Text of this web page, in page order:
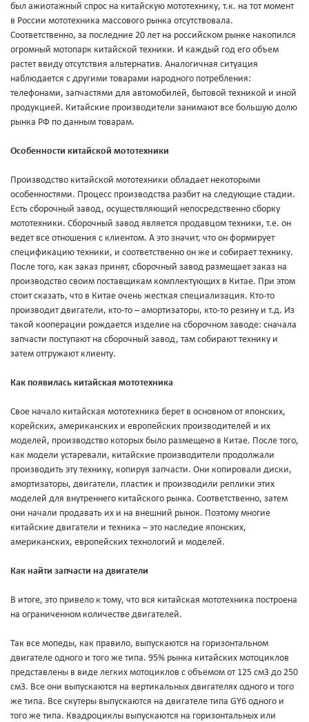
был ажиотажный спрос на китайскую мототехнику, т.к. на тот момент
в России мототехника массового рынка отсутствовала.
Соответственно, за последние 20 лет на российском рынке накопился
огромный мотопарк китайской техники. И каждый год его объем
растет ввиду отсутствия альтернатив. Аналогичная ситуация
наблюдается с другими товарами народного потребления:
телефонами, запчастями для автомобилей, бытовой техникой и иной
продукцией. Китайские производители занимают все большую долю
рынка РФ по данным товарам.
Особенности китайской мототехники
Производство китайской мототехники обладает некоторыми
особенностями. Процесс производства разбит на следующие стадии.
Есть сборочный завод, осуществляющий непосредственно сборку
мототехники. Сборочный завод является продавцом техники, т.е. он
ведет все отношения с клиентом. А это значит, что он формирует
спецификацию техники, и соответственно он же и собирает технику.
После того, как заказ принят, сборочный завод размещает заказ на
производство своим поставщикам комплектующих в Китае. При этом
стоит сказать, что в Китае очень жесткая специализация. Кто-то
производит двигатели, кто-то – амортизаторы, кто-то резину и т.д. Из
такой кооперации рождается изделие на сборочном заводе: сначала
запчасти поступают на сборочный завод, там собирают технику и
затем отгружают клиенту.
Как появилась китайская мототехника
Свое начало китайская мототехника берет в основном от японских,
корейских, американских и европейских производителей и их
моделей, производство которых было размещено в Китае. После того,
как модели устаревали, китайские производители продолжали
производить эту технику, копируя запчасти. Они копировали диски,
амортизаторы, двигатели, пластик и производили реплики этих
моделей для внутреннего китайского рынка. Соответственно, затем
они начали продавать их и на внешний рынок. Поэтому многие
китайские двигатели и техника – это наследие японских,
американских, европейских технологий и моделей.
Как найти запчасти на двигатели
В итоге, это привело к тому, что вся китайская мототехника построена
на ограниченном количестве двигателей.
Так все мопеды, как правило, выпускаются на горизонтальном
двигателе одного и того же типа. 95% рынка китайских мотоциклов
представлены в виде легких мотоциклов с объемом от 125 см3 до 250
см3. Все они выпускаются на вертикальных двигателях одного и того
же типа. Все скутеры выпускаются на двигателе типа GY6 одного и
того же типа. Квадроциклы выпускаются на горизонтальных или